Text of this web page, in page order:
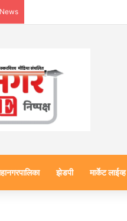
झेडपी मार्केट लाईव्ह